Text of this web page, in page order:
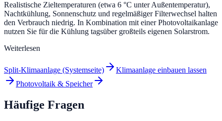
Realistische Zieltemperaturen (etwa 6 °C unter Außentemperatur),
Nachtkühlung, Sonnenschutz und regelmäßiger Filterwechsel halten
den Verbrauch niedrig. In Kombination mit einer Photovoltaikanlage
nutzen Sie für die Kühlung tagsüber großteils eigenen Solarstrom.
Weiterlesen
Split-Klimaanlage (Systemseite)
Klimaanlage einbauen lassen
Photovoltaik & Speicher
Häufige Fragen